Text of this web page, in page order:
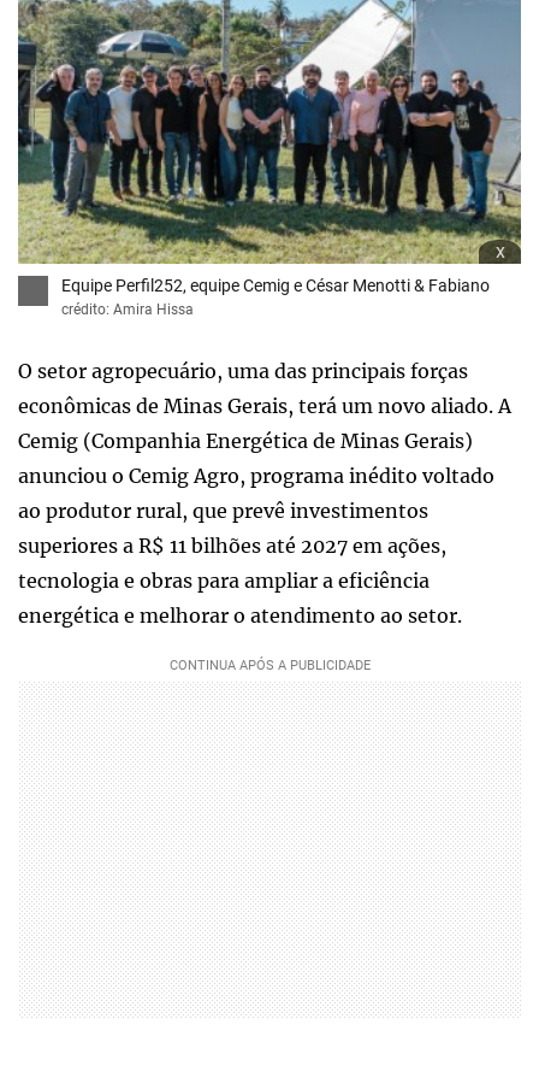
x
Equipe Perfil252, equipe Cemig e César Menotti & Fabiano
crédito: Amira Hissa
O setor agropecuário, uma das principais forças
econômicas de Minas Gerais, terá um novo aliado. A
Cemig (Companhia Energética de Minas Gerais)
anunciou o Cemig Agro, programa inédito voltado
ao produtor rural, que prevê investimentos
superiores a R$ 11 bilhões até 2027 em ações,
tecnologia e obras para ampliar a eficiência
energética e melhorar o atendimento ao setor.